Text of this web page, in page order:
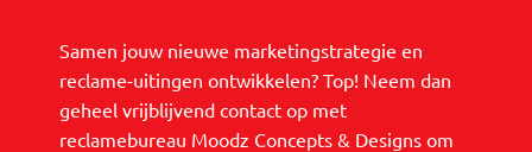
Samen jouw nieuwe marketingstrategie en
reclame-uitingen ontwikkelen? Top! Neem dan
geheel vrijblijvend contact op met
reclamebureau Moodz Concepts & Designs om